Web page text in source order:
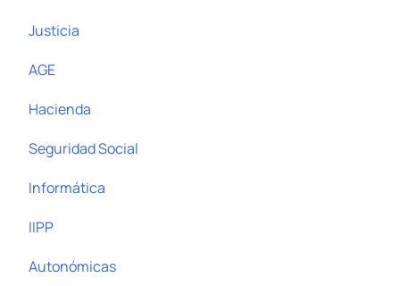
Justicia
AGE
Hacienda
Seguridad Social
Informática
IIPP
Autonómicas